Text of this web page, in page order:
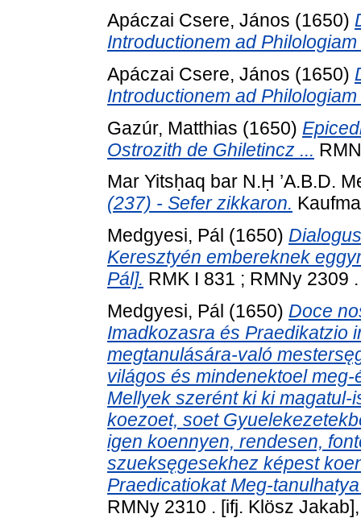
Apáczai Csere, János (1650)
Introductionem ad
Apáczai Csere, János (1650)
Introductionem ad
Gazúr, Matthias (1650)
Ostrozith de Ghiletincz ...
Mar Yitsḥaq bar N.Ḥ ’A.B.D.
(237) - Sefer zikkaron.
Medgyesi, Pál (1650)
Keresztyén embereknek
Pál]. RMK I 831 ; RMNy 2309
Medgyesi, Pál (1650) Doce
Imadkozasra és Praedikatzio
megtanulására-való
világos és mindenektoel
Mellyek szerént ki ki
koezoet, soet
igen koennyen, rendesen,
szueksęgesekhez képest
Praedicatiokat Meg-
RMNy 2310 . [ifj. Klösz